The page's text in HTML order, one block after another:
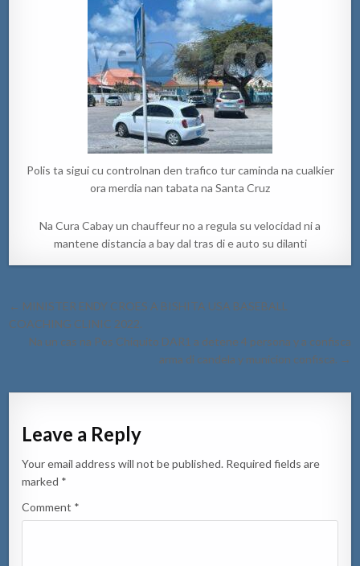
Polis ta sigui cu controlnan den trafico tur caminda na cualkier
ora merdia nan tabata na Santa Cruz
Na Cura Cabay un chauffeur no a regula su velocidad ni a
mantene distancia a bay dal tras di e auto su dilanti
Post
navigation
← MINISTER ENDY CROES A BISHITA USA BASEBALL
COACHING CLINIC 2022.
Na un cas na Pos Chiquito DAR1 a detene 4 persona y a confisca
arma di candela y municion confisca. →
Leave a Reply
Your email address will not be published. Required fields are
marked *
Comment *